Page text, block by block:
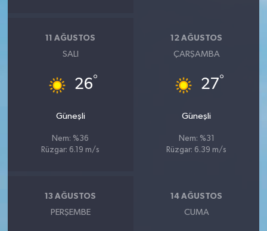
11 AĞUSTOS
SALI
26°
Güneşli
Nem: %36
Rüzgar: 6.19 m/s
12 AĞUSTOS
ÇARŞAMBA
27°
Güneşli
Nem: %31
Rüzgar: 6.39 m/s
13 AĞUSTOS
PERŞEMBE
14 AĞUSTOS
CUMA